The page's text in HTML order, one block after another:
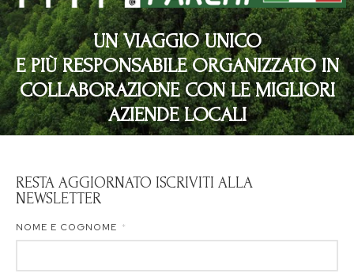
UN VIAGGIO UNICO
E PIÙ RESPONSABILE ORGANIZZATO IN
COLLABORAZIONE CON LE MIGLIORI
AZIENDE LOCALI
RESTA AGGIORNATO ISCRIVITI ALLA
NEWSLETTER
NOME E COGNOME